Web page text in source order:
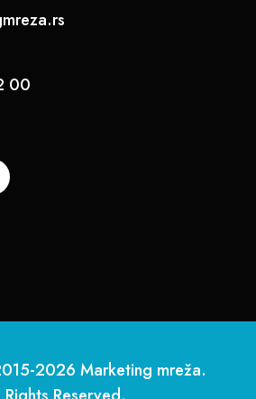
00
2026 Marketing mreža.